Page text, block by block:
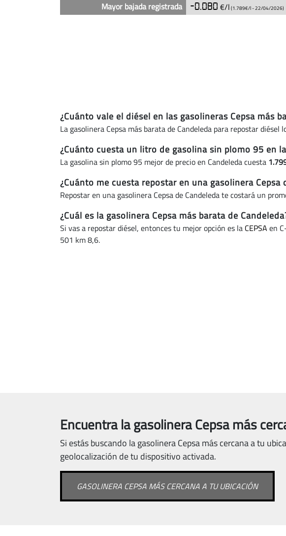
hoy)
Mayor bajada registrada -0.080 €/l (1.789€/l -22/04/2026)
¿Cuánto vale el diésel en las gasolineras Cepsa más
La gasolinera Cepsa más barata de Candeleda para repostar diésel
¿Cuánto cuesta un litro de gasolina sin plomo 95 en
La gasolina sin plomo 95 mejor de precio en Candeleda cuesta
¿Cuánto me cuesta repostar en una gasolinera Cepsa
Repostar en una gasolinera Cepsa de Candeleda te costará un
¿Cuál es la gasolinera Cepsa más barata de
Si vas a repostar diésel, entonces tu mejor opción es la CEPSA en
501 km 8,6.
Encuentra la gasolinera Cepsa más
Si estás buscando la gasolinera Cepsa más cercana a tu
geolocalización de tu dispositivo activada.
GASOLINERA CEPSA MÁS CERCANA A TU UBICACIÓN